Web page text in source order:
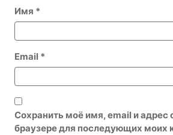
Имя *
Email *
Сохранить моё имя, email и адрес
браузере для последующих моих